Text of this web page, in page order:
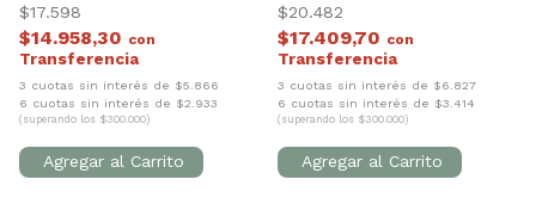
$17.598
$14.958,30 con
3 cuotas sin interés de $5.866
6 cuotas sin interés de $2.933
(superando los $300.000)
$20.482
$17.409,70 con
3 cuotas sin interés de $6.827
6 cuotas sin interés de $3.414
(superando los $300.000)